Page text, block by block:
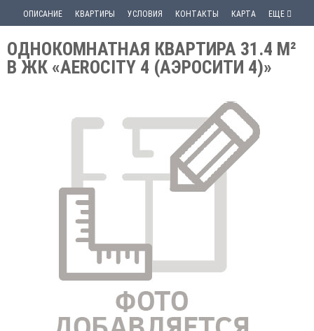
ОПИСАНИЕ КВАРТИРЫ УСЛОВИЯ КОНТАКТЫ КАРТА ЕЩЕ
ОДНОКОМНАТНАЯ КВАРТИРА 31.4 М²
В ЖК «AEROCITY 4 (АЭРОСИТИ 4)»